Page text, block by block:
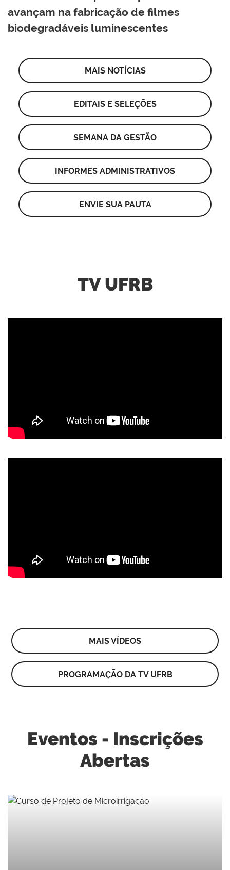
avançam na fabricação de filmes
biodegradáveis luminescentes
MAIS NOTÍCIAS
EDITAIS E SELEÇÕES
SEMANA DA GESTÃO
INFORMES ADMINISTRATIVOS
ENVIE SUA PAUTA
TV UFRB
MAIS VÍDEOS
PROGRAMAÇÃO DA TV UFRB
Eventos - Inscrições
Abertas